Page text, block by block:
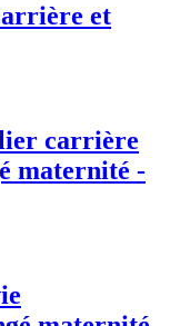
et
carrière
maternité -